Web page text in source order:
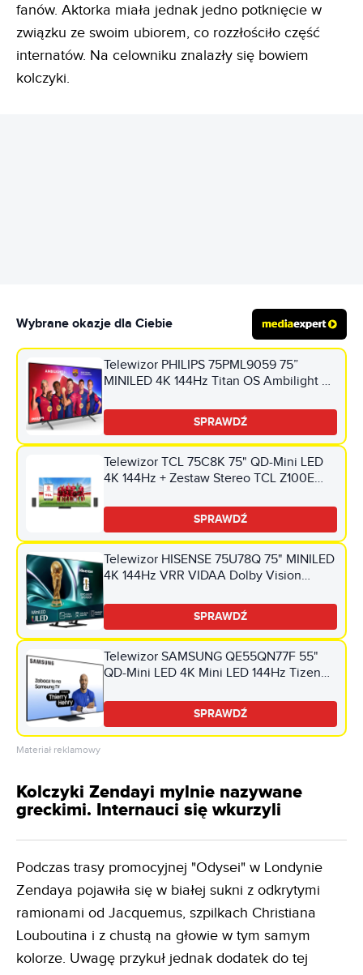
fanów. Aktorka miała jednak jedno potknięcie w
związku ze swoim ubiorem, co rozzłościło część
internatów. Na celowniku znalazły się bowiem
kolczyki.
Wybrane okazje dla Ciebie
Telewizor PHILIPS 75PML9059 75”
MINILED 4K 144Hz Titan OS Ambilight 3
SPRAWDŹ
Telewizor TCL 75C8K 75" QD-Mini LED
4K 144Hz + Zestaw Stereo TCL Z100E
Dolby Vision HDMI 2.1
SPRAWDŹ
Telewizor HISENSE 75U78Q 75" MINILED
4K 144Hz VRR VIDAA Dolby Vision
SPRAWDŹ
Telewizor SAMSUNG QE55QN77F 55"
QD-Mini LED 4K Mini LED 144Hz Tizen
SPRAWDŹ
Materiał reklamowy
Kolczyki Zendayi mylnie nazywane
greckimi. Internauci się wkurzyli
Podczas trasy promocyjnej "Odysei" w Londynie
Zendaya pojawiła się w białej sukni z odkrytymi
ramionami od Jacquemus, szpilkach Christiana
Louboutina i z chustą na głowie w tym samym
kolorze. Uwagę przykuł jednak dodatek do tej